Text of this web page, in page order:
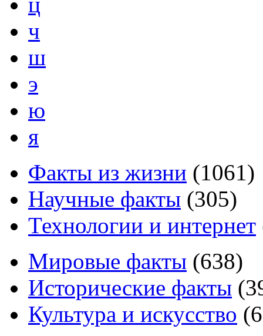
ч
ш
э
ю
я
Факты из жизни (1061)
Научные факты (305)
Технологии и интернет
Мировые факты (638)
Исторические факты (
Культура и искусство (